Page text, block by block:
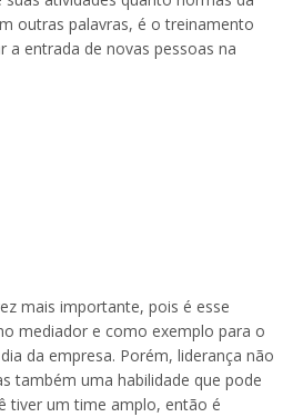
outras palavras, é o treinamento
a entrada de novas pessoas na
mais importante, pois é esse
mediador e como exemplo para o
da empresa. Porém, liderança não
também uma habilidade que pode
tiver um time amplo, então é